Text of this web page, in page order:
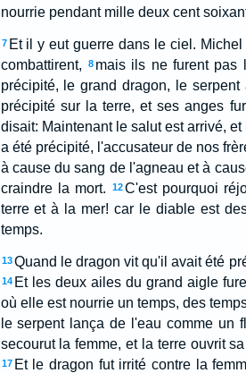
nourrie pendant mille deux cent
7 Et il y eut guerre dans le ciel.
combattirent,
8 mais ils ne furent pas
précipité, le grand dragon, le
précipité sur la terre, et ses anges
disait: Maintenant le salut est arrivé,
a été précipité, l'accusateur de nos
à cause du sang de l'agneau et à
craindre la mort.
12C'est pourquoi
terre et à la mer! car le diable est
temps.
13 Quand le dragon vit qu'il avait été
14 Et les deux ailes du grand aigle
où elle est nourrie un temps, des
le serpent lança de l'eau comme un
secourut la femme, et la terre ouvrit
17 Et le dragon fut irrité contre la